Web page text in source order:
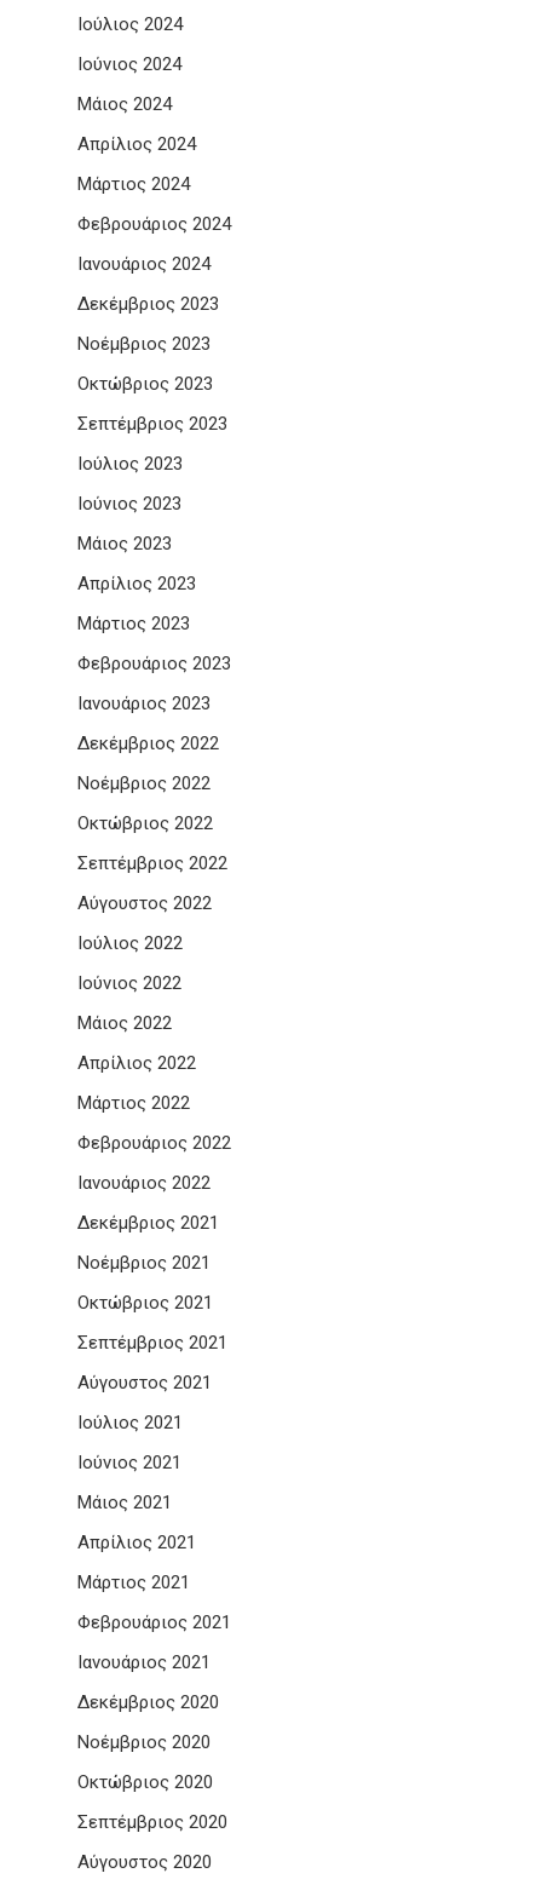
Ιούλιος 2024
Ιούνιος 2024
Μάιος 2024
Απρίλιος 2024
Μάρτιος 2024
Φεβρουάριος 2024
Ιανουάριος 2024
Δεκέμβριος 2023
Νοέμβριος 2023
Οκτώβριος 2023
Σεπτέμβριος 2023
Ιούλιος 2023
Ιούνιος 2023
Μάιος 2023
Απρίλιος 2023
Μάρτιος 2023
Φεβρουάριος 2023
Ιανουάριος 2023
Δεκέμβριος 2022
Νοέμβριος 2022
Οκτώβριος 2022
Σεπτέμβριος 2022
Αύγουστος 2022
Ιούλιος 2022
Ιούνιος 2022
Μάιος 2022
Απρίλιος 2022
Μάρτιος 2022
Φεβρουάριος 2022
Ιανουάριος 2022
Δεκέμβριος 2021
Νοέμβριος 2021
Οκτώβριος 2021
Σεπτέμβριος 2021
Αύγουστος 2021
Ιούλιος 2021
Ιούνιος 2021
Μάιος 2021
Απρίλιος 2021
Μάρτιος 2021
Φεβρουάριος 2021
Ιανουάριος 2021
Δεκέμβριος 2020
Νοέμβριος 2020
Οκτώβριος 2020
Σεπτέμβριος 2020
Αύγουστος 2020